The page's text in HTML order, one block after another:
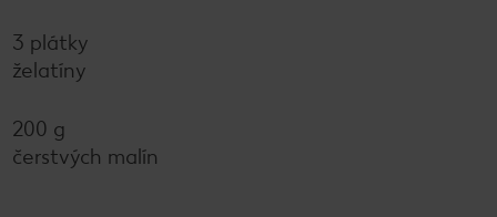
3 plátky
želatíny
200 g
čerstvých malín